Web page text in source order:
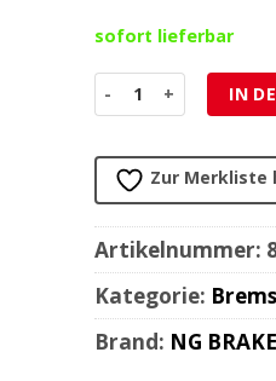
sofort lieferbar
Bremsscheibe NGIN
Zur Merkliste
Artikelnummer:
Kategorie:
Brand: NG